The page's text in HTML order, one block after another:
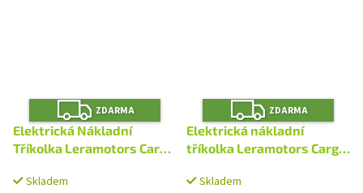
Z
D
A
R
M
ZDARMA
Elektrická Nákladní
Tříkolka Leramotors Cargo
2x baterie
Skladem
Z
D
A
R
M
ZDARMA
Elektrická nákladní
tříkolka Leramotors Cargo
2 x baterie
Skladem